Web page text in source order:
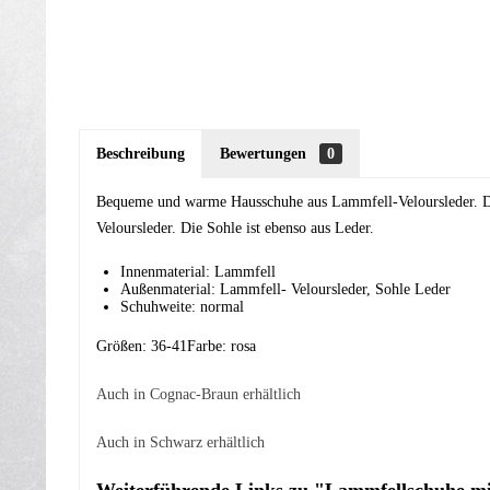
Beschreibung Bewertungen 0
Bequeme und warme Hausschuhe aus Lammfell-
Veloursleder. Die Sohle ist ebenso aus Leder.
Innenmaterial: Lammfell
Außenmaterial: Lammfell- Veloursleder, Sohle Leder
Schuhweite: normal
Größen: 36-41Farbe: rosa
Auch in Cognac-Braun erhältlich
Auch in Schwarz erhältlich